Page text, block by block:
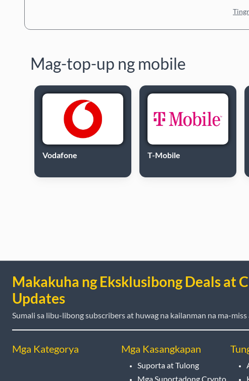
Mag-top-up ng mobile
Vodafone T-Mobile
Makakuha ng Eksklusibong Deals at
Updates
Sumali sa libu-libong subscribers at huwag na kailanman na ma-miss
Mga Kategorya Mga Kasangkapan
Suporta at Tulong
Mga Suportadong Crypto